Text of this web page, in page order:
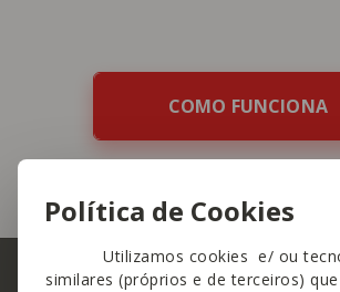
Política de Cookies
Utilizamos cookies e/ ou
similares (próprios e de terceiros)
COMO FUNCIONA